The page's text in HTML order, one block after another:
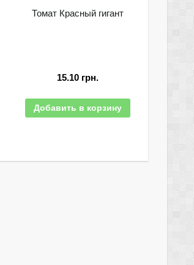
Томат Красный гигант
15.10 грн.
Добавить в корзину